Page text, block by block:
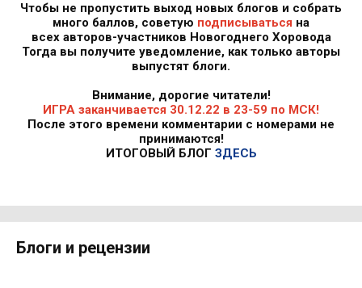
Чтобы не пропустить выход новых блогов и собрать
много баллов, советую подписываться на
всех авторов-участников Новогоднего Хоровода
Тогда вы получите уведомление, как только авторы
выпустят блоги.
Внимание, дорогие читатели!
ИГРА заканчивается 30.12.22 в 23-59 по МСК!
После этого времени комментарии с номерами не
принимаются!
ИТОГОВЫЙ БЛОГ ЗДЕСЬ
Блоги и рецензии